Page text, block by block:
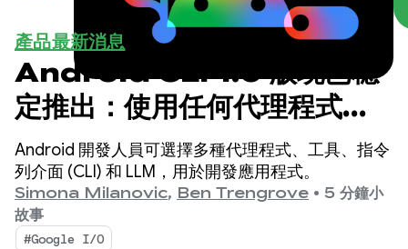
產品最新消息
Android CLI 1.0 版現已穩
定推出：使用任何代理程式加
速開發 Android 應用程式
Android 開發人員可選擇多種代理程式、工具、指令
列介面 (CLI) 和 LLM，用於開發應用程式。
Simona Milanovic, Ben Trengrove • 5 分鐘小
故事
#Google I/O